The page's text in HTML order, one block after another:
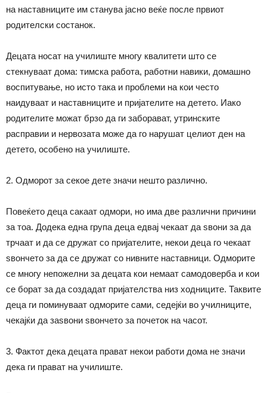
на наставниците им станува јасно веќе после првиот
родителски состанок.
Децата носат на училиште многу квалитети што се
стекнуваат дома: тимска работа, работни навики, домашно
воспитување, но исто така и проблеми на кои често
наидуваат и наставниците и пријателите на детето. Иако
родителите можат брзо да ги заборават, утринските
расправии и нервозата може да го нарушат целиот ден на
детето, особено на училиште.
2. Одморот за секое дете значи нешто различно.
Повеќето деца сакаат одмори, но има две различни причини
за тоа. Додека една група деца едвај чекаат да ѕвони за да
трчаат и да се дружат со пријателите, некои деца го чекаат
ѕвончето за да се дружат со нивните наставници. Одморите
се многу непожелни за децата кои немаат самодоверба и кои
се борат за да создадат пријателства низ ходниците. Таквите
деца ги поминуваат одморите сами, седејќи во училниците,
чекајќи да заѕвони ѕвончето за почеток на часот.
3. Фактот дека децата прават некои работи дома не значи
дека ги прават на училиште.